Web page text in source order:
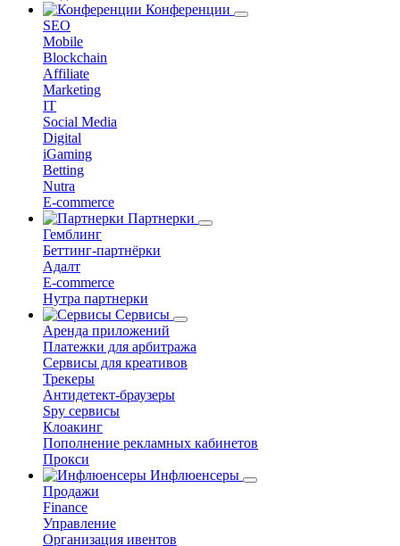
Конференции
SEO
Mobile
Blockchain
Affiliate
Marketing
IT
Social Media
Digital
iGaming
Betting
Nutra
E-commerce
Партнерки
Гемблинг
Беттинг-партнёрки
Адалт
E-commerce
Нутра партнерки
Сервисы
Аренда приложений
Платежки для арбитража
Сервисы для креативов
Трекеры
Антидетект-браузеры
Spy сервисы
Клоакинг
Пополнение рекламных кабинетов
Прокси
Инфлюенсеры
Продажи
Finance
Управление
Организация ивентов